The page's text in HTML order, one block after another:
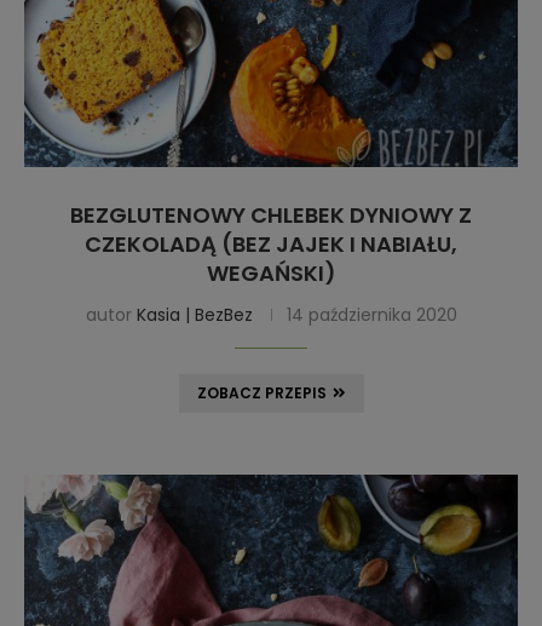
BEZGLUTENOWY CHLEBEK DYNIOWY Z
CZEKOLADĄ (BEZ JAJEK I NABIAŁU,
WEGAŃSKI)
autor Kasia | BezBez 14 października 2020
ZOBACZ PRZEPIS